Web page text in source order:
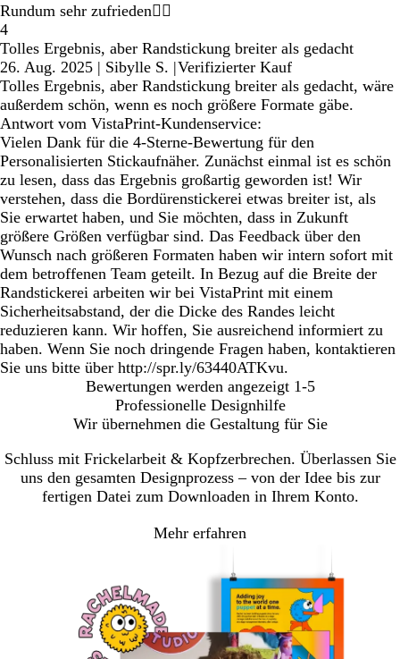
Rundum sehr zufrieden👍🏽
4
Tolles Ergebnis, aber Randstickung breiter als gedacht
26. Aug. 2025 | Sibylle S. |Verifizierter Kauf
Tolles Ergebnis, aber Randstickung breiter als gedacht, wäre
außerdem schön, wenn es noch größere Formate gäbe.
Antwort vom VistaPrint-Kundenservice:
Vielen Dank für die 4-Sterne-Bewertung für den
Personalisierten Stickaufnäher. Zunächst einmal ist es schön
zu lesen, dass das Ergebnis großartig geworden ist! Wir
verstehen, dass die Bordürenstickerei etwas breiter ist, als
Sie erwartet haben, und Sie möchten, dass in Zukunft
größere Größen verfügbar sind. Das Feedback über den
Wunsch nach größeren Formaten haben wir intern sofort mit
dem betroffenen Team geteilt. In Bezug auf die Breite der
Randstickerei arbeiten wir bei VistaPrint mit einem
Sicherheitsabstand, der die Dicke des Randes leicht
reduzieren kann. Wir hoffen, Sie ausreichend informiert zu
haben. Wenn Sie noch dringende Fragen haben, kontaktieren
Sie uns bitte über http://spr.ly/63440ATKvu.
Bewertungen werden angezeigt 1-5
Professionelle Designhilfe
Wir übernehmen die Gestaltung für Sie
Schluss mit Frickelarbeit & Kopfzerbrechen. Überlassen Sie
uns den gesamten Designprozess – von der Idee bis zur
fertigen Datei zum Downloaden in Ihrem Konto.
Mehr erfahren